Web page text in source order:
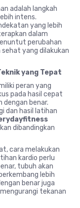
adalah langkah
intens.
yang lebih
dalam
perubahan
yang dilakukan
yang Tepat
peran yang
pada hasil cepat
dengan benar.
dan hasil latihan
dibandingkan
cara melakukan
kardio perlu
tubuh akan
lebih
benar juga
tekanan